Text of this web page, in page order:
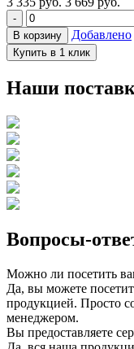
-
В корзину
Добавлено
Купить в 1 клик
Наши
Вопросы-
Можно ли посетить
Да, вы можете
продукцией. Просто
менеджером.
Вы предоставляете